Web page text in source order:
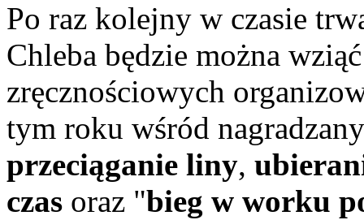
Po raz kolejny w czasie
Chleba będzie można
zręcznościowych
tym roku wśród
przeciąganie liny,
czas oraz "bieg w worku